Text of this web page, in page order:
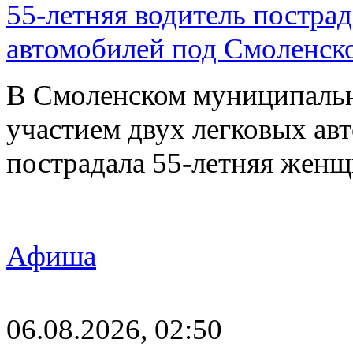
55-летняя водитель
автомобилей под
В Смоленском
участием двух легковых
пострадала 55-летняя
Афиша
06.08.2026, 02:50